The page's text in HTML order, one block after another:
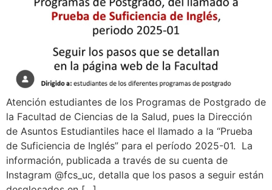
Atención estudiantes de los Programas de Postgrado de
la Facultad de Ciencias de la Salud, pues la Dirección
de Asuntos Estudiantiles hace el llamado a la “Prueba
de Suficiencia de Inglés” para el período 2025-01. La
información, publicada a través de su cuenta de
Instagram @fcs_uc, detalla que los pasos a seguir están